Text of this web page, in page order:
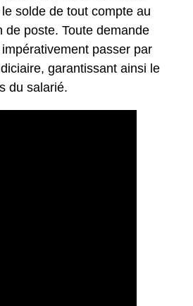
solde de tout compte au
de poste. Toute demande
passer par
garantissant ainsi le
du salarié.